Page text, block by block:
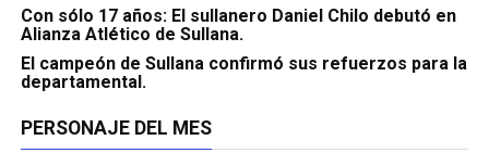
Con sólo 17 años: El sullanero Daniel Chilo debutó en
Alianza Atlético de Sullana.
El campeón de Sullana confirmó sus refuerzos para la
departamental.
PERSONAJE DEL MES